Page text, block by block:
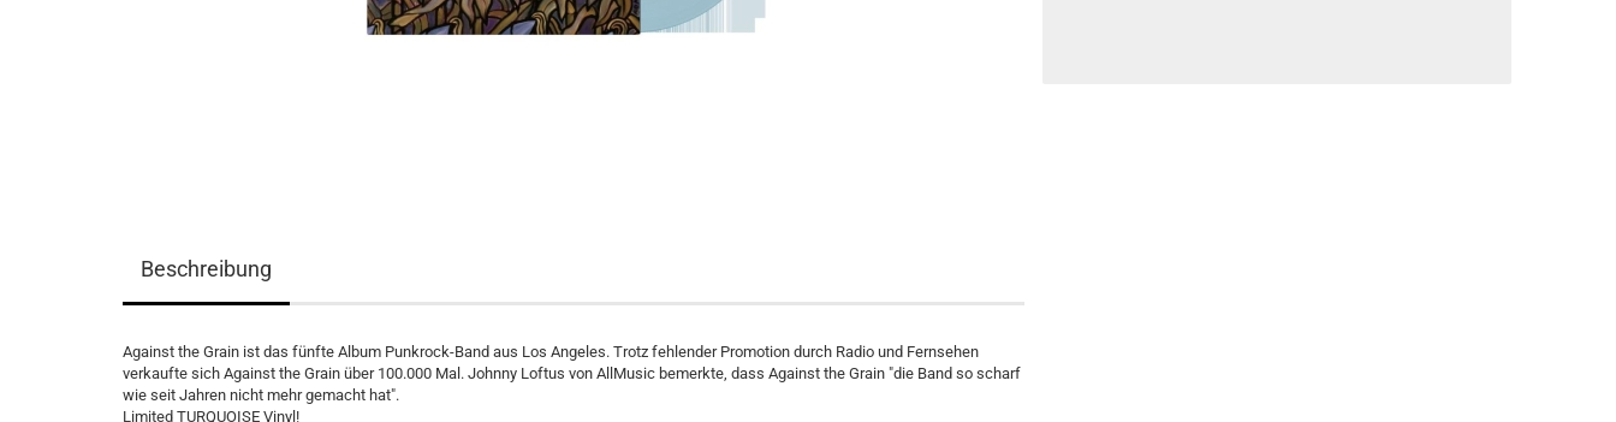
Beschreibung
Against the Grain ist das fünfte Album Punkrock-Band aus Los Angeles. Trotz fehlender Promotion durch Radio und Fernsehen
verkaufte sich Against the Grain über 100.000 Mal. Johnny Loftus von AllMusic bemerkte, dass Against the Grain "die Band so scharf
wie seit Jahren nicht mehr gemacht hat".
Limited TURQUOISE Vinyl!